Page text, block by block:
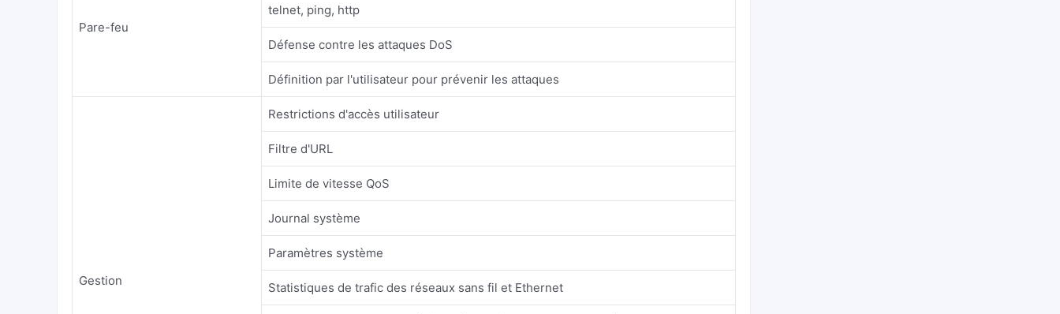
Pare-feu
telnet, ping, http
Défense contre les attaques DoS
Définition par l'utilisateur pour prévenir les attaques
Gestion
Restrictions d'accès utilisateur
Filtre d'URL
Limite de vitesse QoS
Journal système
Paramètres système
Statistiques de trafic des réseaux sans fil et Ethernet